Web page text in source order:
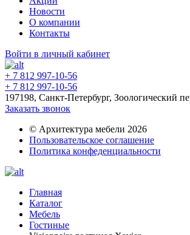
Новости
О компании
Контакты
Войти в личный кабинет
+ 7 812 997-10-56
+ 7 812 997-10-56
197198, Санкт-Петербург, Зоологический
Заказать звонок
© Архитектура мебели 2026
Пользовательское соглашение
Политика конфеденциальности
Главная
Каталог
Мебель
Гостиные